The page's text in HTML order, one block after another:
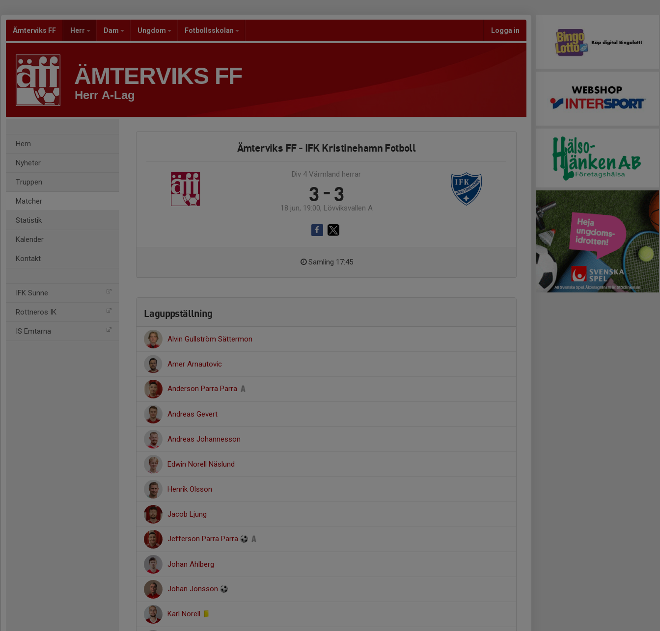
Ämterviks FF Herr Dam Ungdom Fotbollsskolan Logga in
ÄMTERVIKS FF
Herr A-Lag
Hem
Nyheter
Truppen
Matcher
Statistik
Kalender
Kontakt
IFK Sunne
Rottneros IK
IS Emtarna
Ämterviks FF - IFK Kristinehamn Fotboll
Div 4 Värmland herrar
3 - 3
18 jun, 19:00, Lövviksvallen A
Samling 17:45
Laguppställning
Alvin Gullström Sättermon
Amer Arnautovic
Anderson Parra Parra
Andreas Gevert
Andreas Johannesson
Edwin Norell Näslund
Henrik Olsson
Jacob Ljung
Jefferson Parra Parra
Johan Ahlberg
Johan Jonsson
Karl Norell